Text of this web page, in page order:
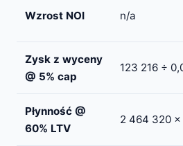
Wzrost NOI n/a
Zysk z wyceny
@ 5% cap
123 216 ÷
Płynność @
60% LTV
2 464 320 ×